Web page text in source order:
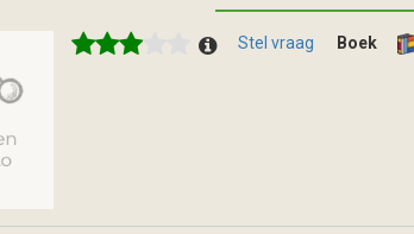
Stel vraag Boek